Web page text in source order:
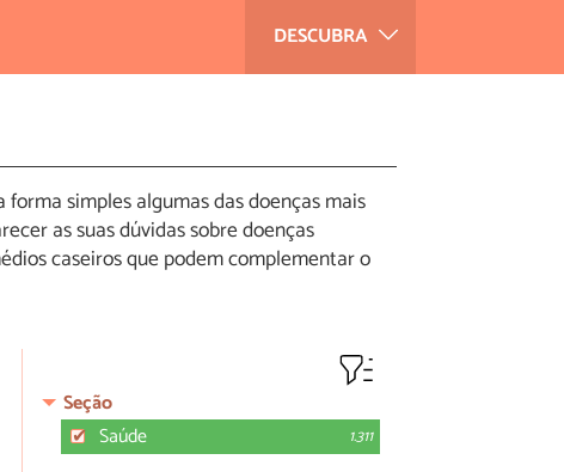
DESCUBRA
simples algumas das doenças mais
as suas dúvidas sobre doenças
caseiros que podem complementar o
Seção
Saúde
1.311